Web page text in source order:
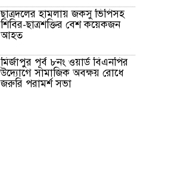
ছাত্রদলের হামলায় জকসু ভিপিসহ
শিবির-ছাত্রশক্তির বেশ কয়েকজন
আহত
মির্জাপুর পূর্ব ৮নং ওয়ার্ড বিএনপির
উদ্যোগে সামাজিক অবক্ষয় রোধে
জরুরি পরামর্শ সভা